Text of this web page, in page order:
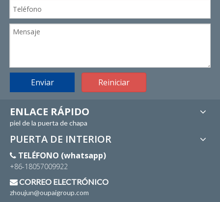
Enviar Reiniciar
ENLACE RÁPIDO
piel de la puerta de chapa
PUERTA DE INTERIOR
 TELÉFONO (whatsapp)
+86-18057009922
CORREO ELECTRÓNICO
zhoujun@oupaigroup.com